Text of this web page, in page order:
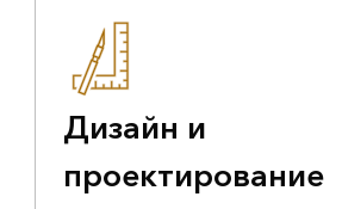
Дизайн и
проектирование